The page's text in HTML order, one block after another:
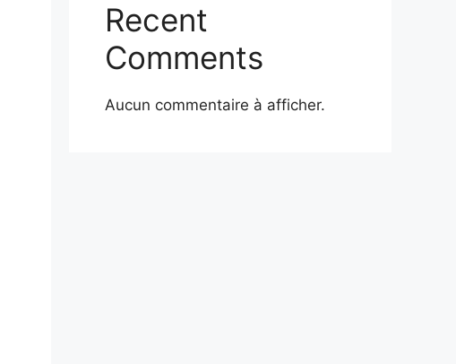
Recent
Comments
Aucun commentaire à afficher.